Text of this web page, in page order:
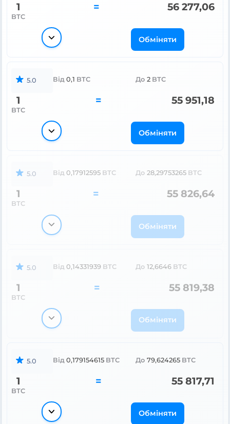
1
BTC
= 56 277,06
Обміняти
5.0 Від 0,1 BTC До 2 BTC
1
BTC
= 55 951,18
Обміняти
5.0 Від 0,17912595 BTC До 28,29753265 BTC
1
BTC
= 55 826,64
Обміняти
5.0 Від 0,14331939 BTC До 12,6646 BTC
1
BTC
= 55 819,38
Обміняти
5.0 Від 0,179154615 BTC До 79,624265 BTC
1
BTC
= 55 817,71
Обміняти